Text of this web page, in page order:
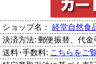
ショップ名： 経堂自然食
決済方法: 郵便振替、代金
送料･手数料: こちらをご